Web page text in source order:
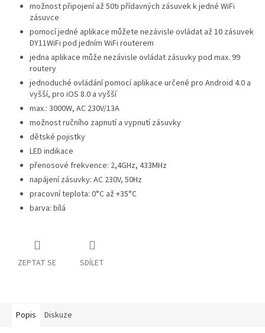
možnost připojení až 50ti přídavných zásuvek k jedné WiFi
zásuvce
pomocí jedné aplikace můžete nezávisle ovládat až 10 zásuvek
DY11WiFi pod jedním WiFi routerem
jedna aplikace může nezávisle ovládat zásuvky pod max. 99
routery
jednoduché ovládání pomocí aplikace určené pro Android 4.0 a
vyšší, pro iOS 8.0 a vyšší
max.: 3000W, AC 230V/13A
možnost ručního zapnutí a vypnutí zásuvky
dětské pojistky
LED indikace
přenosové frekvence: 2,4GHz, 433MHz
napájení zásuvky: AC 230V, 50Hz
pracovní teplota: 0°C až +35°C
barva: bílá
ZEPTAT SE SDÍLET
Popis Diskuze